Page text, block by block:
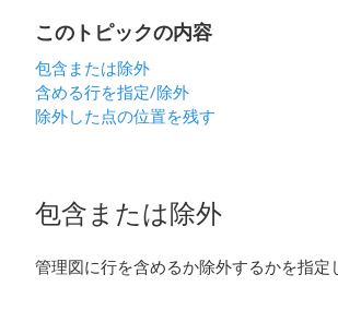
このトピックの内容
包含または除外
含める行を指定/除外
除外した点の位置を残す
包含または除外
管理図に行を含めるか除外するかを指定